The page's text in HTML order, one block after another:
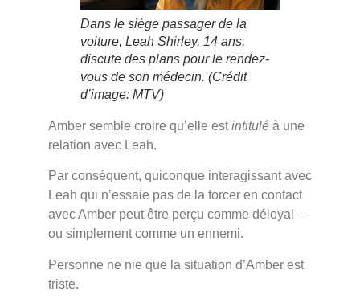
Dans le siège passager de la
voiture, Leah Shirley, 14 ans,
discute des plans pour le rendez-
vous de son médecin. (Crédit
d’image: MTV)
Amber semble croire qu’elle estintitulé à une
relation avec Leah.
Par conséquent, quiconque interagissant avec
Leah qui n’essaie pas de la forcer en contact
avec Amber peut être perçu comme déloyal –
ou simplement comme un ennemi.
Personne ne nie que la situation d’Amber est
triste.